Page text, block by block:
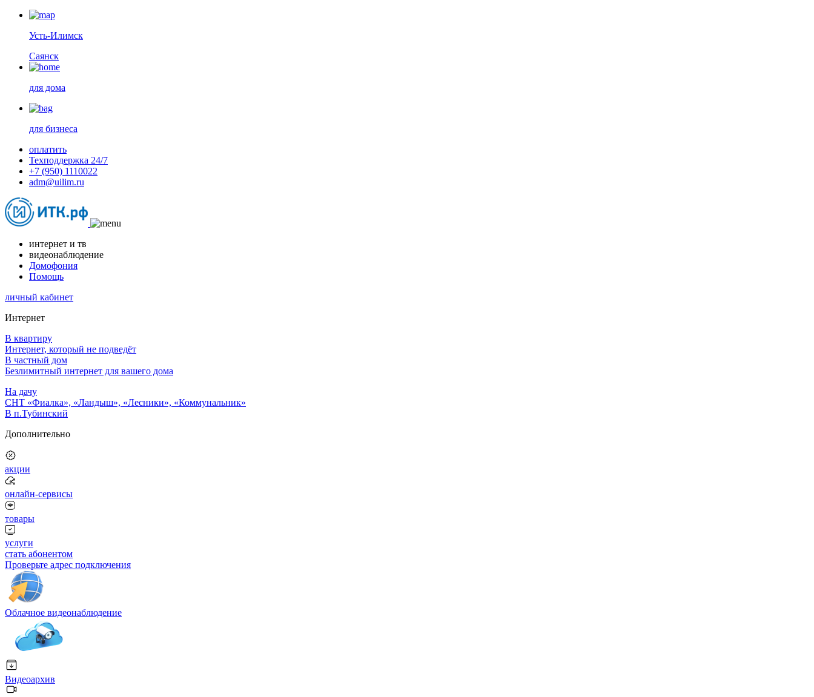
Усть-Илимск
Саянск
для дома
для бизнеса
оплатить
Техподдержка 24/7
+7 (950) 1110022
adm@uilim.ru
интернет и тв
видеонаблюдение
Домофония
Помощь
личный кабинет
Интернет
В квартиру
Интернет, который не подведёт
В частный дом
Безлимитный интернет для вашего дома
На дачу
СНТ «Фиалка», «Ландыш», «Лесники», «Коммунальник»
В п.Тубинский
Дополнительно
акции
онлайн-сервисы
товары
услуги
стать абонентом
Проверьте адрес подключения
Облачное видеонаблюдение
Видеоархив